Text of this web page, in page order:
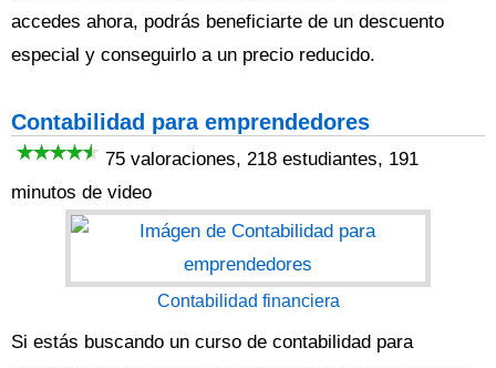
accedes ahora, podrás beneficiarte de un descuento
especial y conseguirlo a un precio reducido.
Contabilidad para emprendedores
75 valoraciones, 218 estudiantes, 191
minutos de video
Contabilidad financiera
Si estás buscando un curso de contabilidad para